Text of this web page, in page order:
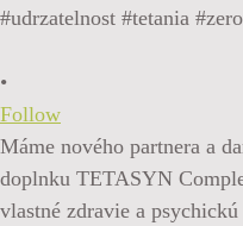
•
Follow
Máme nového partnera a
doplnku TETASYN
vlastné zdravie a